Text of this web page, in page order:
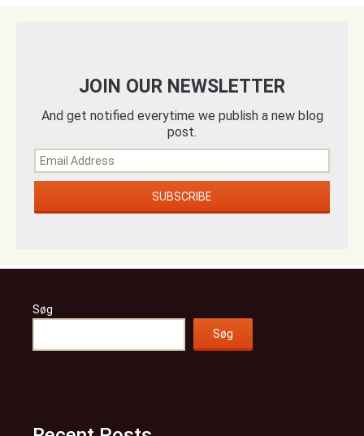
JOIN OUR NEWSLETTER
And get notified everytime we publish a new blog
post.
Søg
Søg